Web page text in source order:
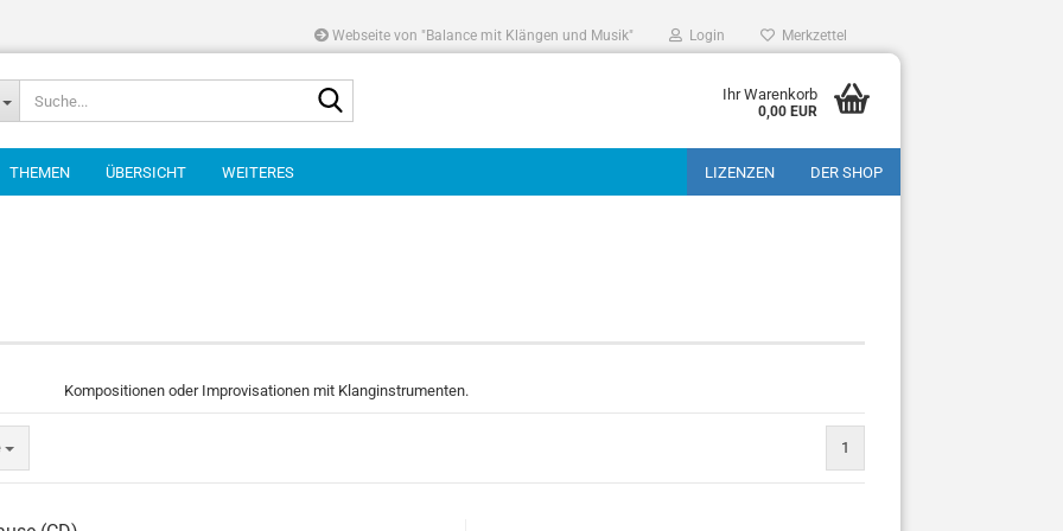
Webseite von "Balance mit Klängen und Musik" Login Merkzettel
Ihr Warenkorb
0,00 EUR
THEMEN ÜBERSICHT WEITERES LIZENZEN DER SHOP
Kompositionen oder Improvisationen mit Klanginstrumenten.
1